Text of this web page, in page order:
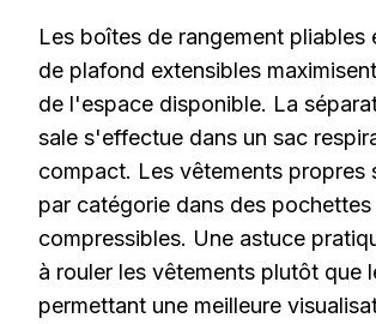
Les boîtes de rangement pliables
de plafond extensibles
de l'espace disponible. La
sale s'effectue dans un sac
compact. Les vêtements propres
par catégorie dans des pochettes
compressibles. Une astuce
à rouler les vêtements plutôt que
permettant une meilleure